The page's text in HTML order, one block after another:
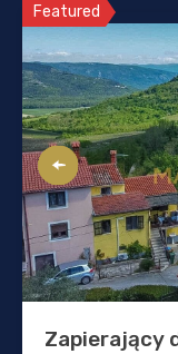
Featured
Zapierający